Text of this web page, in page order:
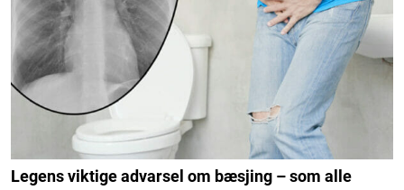
Legens viktige advarsel om bæsjing – som alle